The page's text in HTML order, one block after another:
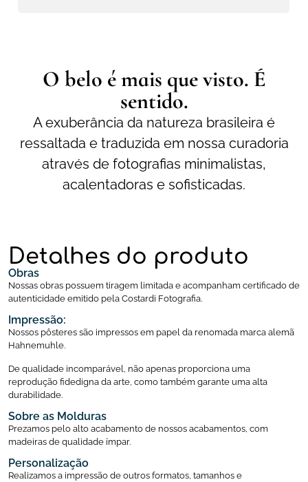
O belo é mais que visto. É
sentido.
A exuberância da natureza brasileira é
ressaltada e traduzida em nossa curadoria
através de fotografias minimalistas,
acalentadoras e sofisticadas.
Detalhes do produto
Obras
Nossas obras possuem tiragem limitada e acompanham certificado de
autenticidade emitido pela Costardi Fotografia.
Impressão:
Nossos pôsteres são impressos em papel da renomada marca alemã
Hahnemuhle.
De qualidade incomparável, não apenas proporciona uma
reprodução fidedigna da arte, como também garante uma alta
durabilidade.
Sobre as Molduras
Prezamos pelo alto acabamento de nossos acabamentos, com
madeiras de qualidade ímpar.
Personalização
Realizamos a impressão de outros formatos, tamanhos e